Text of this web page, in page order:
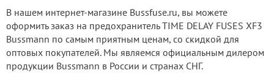
В нашем интернет-магазине Bussfuse.ru, вы можете
оформить заказ на предохранитель TIME DELAY FUSES XF3
Bussmann по самым приятным ценам, со скидкой для
оптовых покупателей. Мы являемся официальным дилером
продукции Bussmann в России и странах СНГ.